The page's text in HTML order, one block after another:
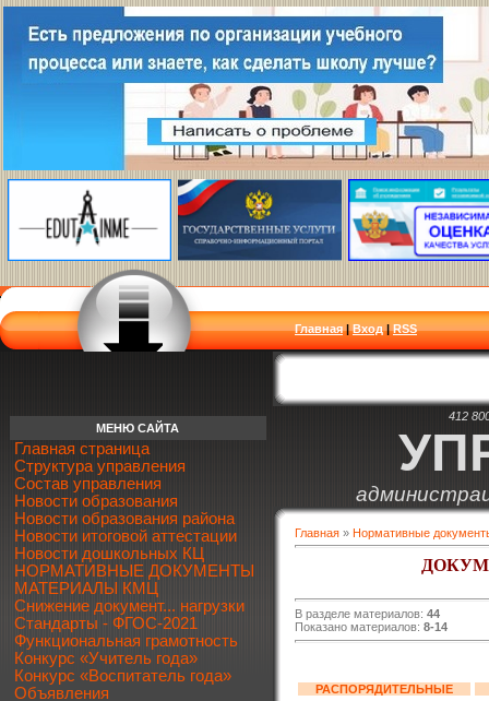
Главная |Вход|RSS
412
Главная » Нормативные
В разделе материалов: 44
Показано материалов: 8-14
РАСПОРЯДИТЕЛЬНЫЕ
МЕНЮ САЙТА
Главная страница
Структура управления
Состав управления
Новости образования
Новости образования района
Новости итоговой аттестации
Новости дошкольных КЦ
НОРМАТИВНЫЕ ДОКУМЕНТЫ
МАТЕРИАЛЫ КМЦ
Снижение документ... нагрузки
Стандарты - ФГОС-2021
Функциональная грамотность
Конкурс «Учитель года»
Конкурс «Воспитатель года»
Объявления